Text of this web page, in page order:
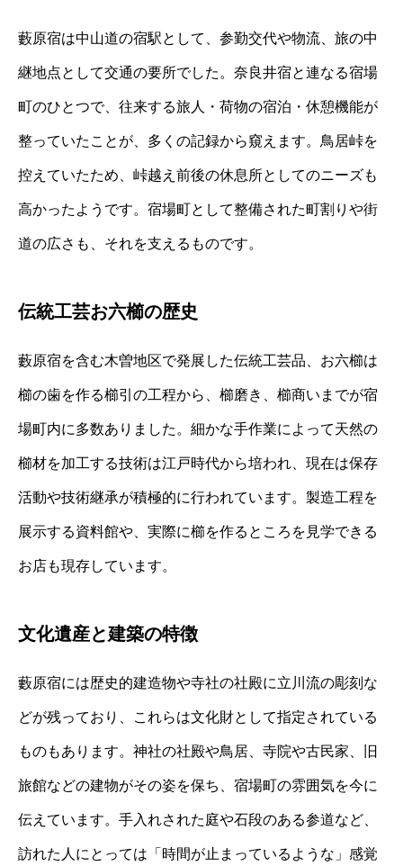
藪原宿は中山道の宿駅として、参勤交代や物流、旅の中
継地点として交通の要所でした。奈良井宿と連なる宿場
町のひとつで、往来する旅人・荷物の宿泊・休憩機能が
整っていたことが、多くの記録から窺えます。鳥居峠を
控えていたため、峠越え前後の休息所としてのニーズも
高かったようです。宿場町として整備された町割りや街
道の広さも、それを支えるものです。
伝統工芸お六櫛の歴史
藪原宿を含む木曽地区で発展した伝統工芸品、お六櫛は
櫛の歯を作る櫛引の工程から、櫛磨き、櫛商いまでが宿
場町内に多数ありました。細かな手作業によって天然の
櫛材を加工する技術は江戸時代から培われ、現在は保存
活動や技術継承が積極的に行われています。製造工程を
展示する資料館や、実際に櫛を作るところを見学できる
お店も現存しています。
文化遺産と建築の特徴
藪原宿には歴史的建造物や寺社の社殿に立川流の彫刻な
どが残っており、これらは文化財として指定されている
ものもあります。神社の社殿や鳥居、寺院や古民家、旧
旅館などの建物がその姿を保ち、宿場町の雰囲気を今に
伝えています。手入れされた庭や石段のある参道など、
訪れた人にとっては「時間が止まっているような」感覚